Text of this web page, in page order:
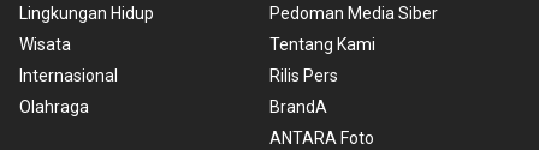
Lingkungan Hidup
Wisata
Internasional
Olahraga
Pedoman Media Siber
Tentang Kami
Rilis Pers
BrandA
ANTARA Foto